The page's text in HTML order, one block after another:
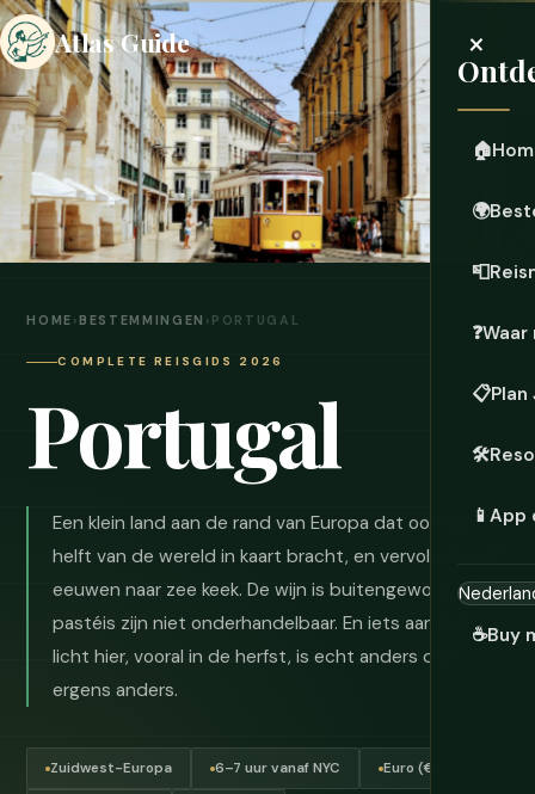
Atlas Guide ×
🏠
🌍
📮
❓
📋Plan
🛠️
📱 App
☕Buy
HOME ›BESTEMMINGEN › PORTUGAL
COMPLETE REISGIDS 2026
Portugal
Een klein land aan de rand van Europa dat ooit de
helft van de wereld in kaart bracht, en vervolgens vijf
eeuwen naar zee keek. De wijn is buitengewoon. De
pastéis zijn niet onderhandelbaar. En iets aan het
licht hier, vooral in de herfst, is echt anders dan
ergens anders.
Zuidwest-Europa 6–7 uur vanaf NYC Euro (€)